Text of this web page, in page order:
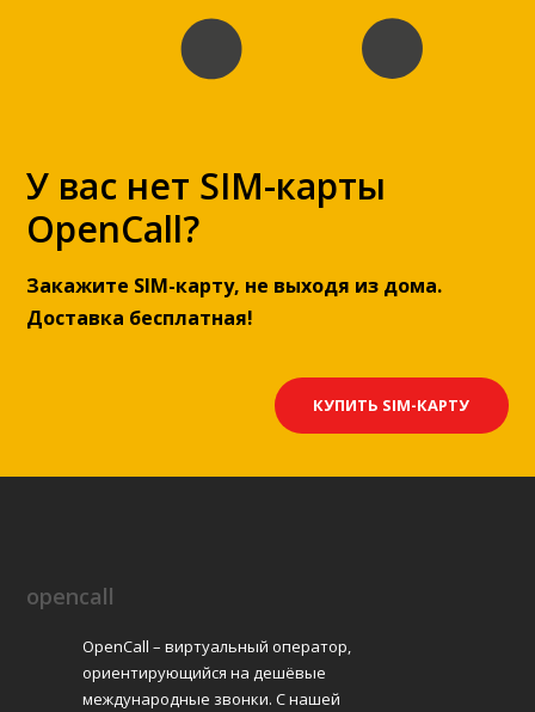
У вас нет SIM-карты
OpenCall?
Закажите SIM-карту, не выходя из дома.
Доставка бесплатная!
КУПИТЬ SIM-КАРТУ
opencall
OpenCall – виртуальный оператор,
ориентирующийся на дешёвые
международные звонки. С нашей